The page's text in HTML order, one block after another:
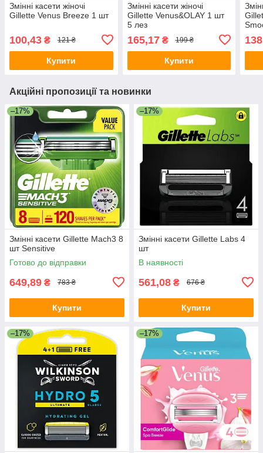
Змінні касети жіночі
Gillette Venus Breeze 1 шт
100,43 ₴ 121 ₴
Купити
Змінні касети жіночі
Gillette Venus&OLAY 1 шт
5 лез
165,17₴ 199 ₴
Купити
Акційні пропозиції та новинки
–17%
Змінні касети Gillette Mach3 8
шт Sensitive
Готово до відправки
649,89 ₴ 783 ₴
Купити
–17%
Змінні касети Gillette Labs 4
шт
В наявності
561,08 ₴ 676 ₴
Купити
–17% –17%